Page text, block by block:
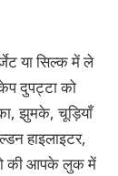
या सिल्क में ले
दुपट्टा को
झुमके, चूड़ियाँ
हाइलाइटर,
की आपके लुक में